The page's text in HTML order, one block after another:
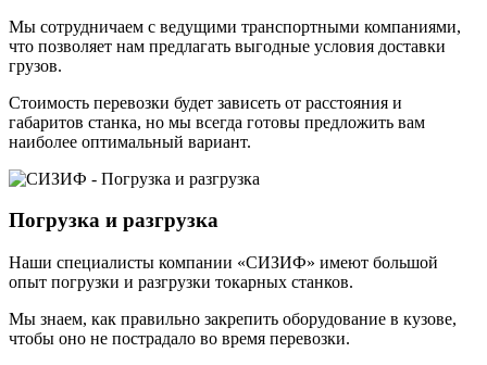
Мы сотрудничаем с ведущими транспортными компаниями,
что позволяет нам предлагать выгодные условия доставки
грузов.
Стоимость перевозки будет зависеть от расстояния и
габаритов станка, но мы всегда готовы предложить вам
наиболее оптимальный вариант.
Погрузка и разгрузка
Наши специалисты компании «СИЗИФ» имеют большой
опыт погрузки и разгрузки токарных станков.
Мы знаем, как правильно закрепить оборудование в кузове,
чтобы оно не пострадало во время перевозки.